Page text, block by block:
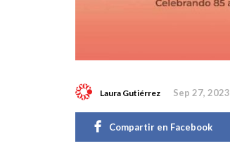
Laura Gutiérrez Sep 27, 2023
Compartir en Facebook